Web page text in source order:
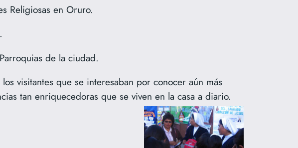
Religiosas en Oruro.
de la ciudad.
visitantes que se interesaban por conocer aún más
tan enriquecedoras que se viven en la casa a diario.